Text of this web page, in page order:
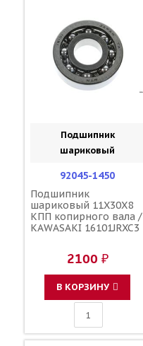
Подшипник
шариковый
92045-1450
Подшипник
шариковый 11X30X8
КПП копирного вала /
KAWASAKI 16101JRXC3
2100 ₽
В КОРЗИНУ